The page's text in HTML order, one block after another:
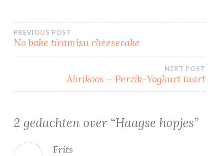
Bericht
PREVIOUS POST
No bake tiramisu cheesecake
NEXT POST
Abrikoos – Perzik-Yoghurt taart
2 gedachten over “Haagse hopjes”
Frits